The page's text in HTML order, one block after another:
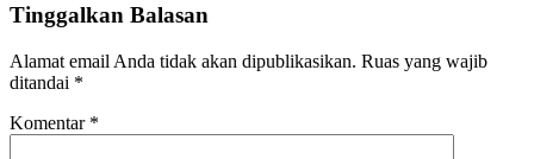
Tinggalkan Balasan
Alamat email Anda tidak akan dipublikasikan. Ruas yang wajib
ditandai *
Komentar *